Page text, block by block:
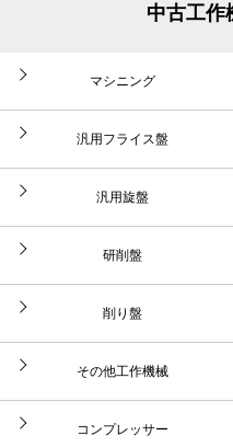
中古工作
マシニング
汎用フライス盤
汎用旋盤
研削盤
削り盤
その他工作機械
コンプレッサー